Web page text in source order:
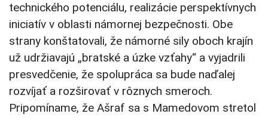
technického potenciálu, realizácie perspektívnych
iniciatív v oblasti námornej bezpečnosti. Obe
strany konštatovali, že námorné sily oboch krajín
už udržiavajú „bratské a úzke vzťahy“ a vyjadrili
presvedčenie, že spolupráca sa bude naďalej
rozvíjať a rozširovať v rôznych smeroch.
Pripomíname, že Ašraf sa s Mamedovom stretol